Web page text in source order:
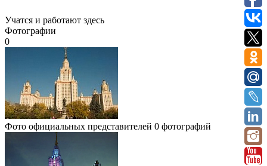
Учатся и работают здесь
Фотографии
0
Фото официальных представителей 0 фотографий